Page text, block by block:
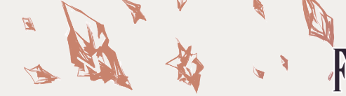
Final
Fantasy
Ring
Panneau de gestion des cookies